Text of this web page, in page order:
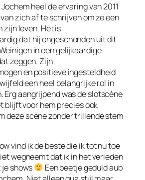
heel de ervaring van 2011
zich af te schrijven om ze een
zijn leven. Het is
dat hij ongeschonden uit dit
in een gelijkaardige
zeggen. Zijn
en positieve ingesteldheid
een heel belangrijke rol in
Erg aangrijpend was de slotscène
blijft voor hem precies ook
deze scène zonder trillende stem
vind ik de beste die ik tot nu toe
wegneemt dat ik in het verleden
shows
Een beetje geduld aub